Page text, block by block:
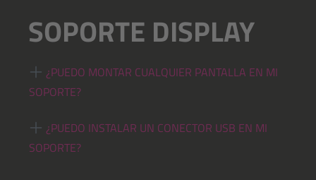
SOPORTE DISPLAY
¿PUEDO MONTAR CUALQUIER PANTALLA EN MI
SOPORTE?
¿PUEDO INSTALAR UN CONECTOR USB EN MI
SOPORTE?